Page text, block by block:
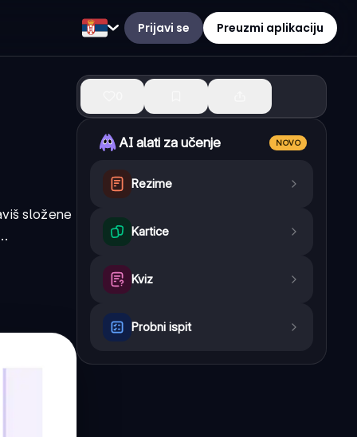
Prijavi se Preuzmi aplikaciju
složene
AI alati za učenje NOVO
Rezime
Kartice
Kviz
Probni ispit